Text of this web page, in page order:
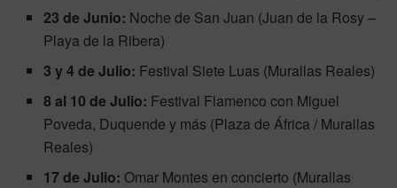
23 de Junio: Noche de San Juan (Juan de la Rosy –
Playa de la Ribera)
3 y 4 de Julio: Festival Siete Luas (Murallas Reales)
8 al 10 de Julio: Festival Flamenco con Miguel
Poveda, Duquende y más (Plaza de África / Murallas
Reales)
17 de Julio: Omar Montes en concierto (Murallas